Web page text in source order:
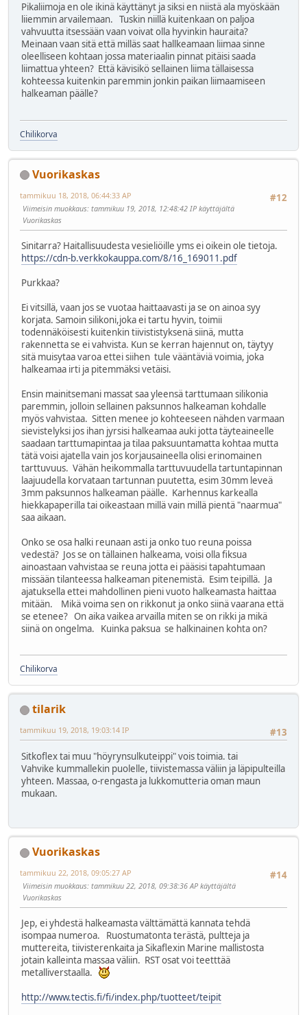
Pikaliimoja en ole ikinä käyttänyt ja siksi en niistä ala myöskään
liiemmin arvailemaan. Tuskin niillä kuitenkaan on paljoa
vahvuutta itsessään vaan voivat olla hyvinkin hauraita?
Meinaan vaan sitä että milläs saat hallkeamaan liimaa sinne
oleelliseen kohtaan jossa materiaalin pinnat pitäisi saada
liimattua yhteen? Että kävisikö sellainen liima tällaisessa
kohteessa kuitenkin paremmin jonkin paikan liimaamiseen
halkeaman päälle?
Chilikorva
Vuorikaskas
#12
tammikuu 18, 2018, 06:44:33 AP
Viimeisin muokkaus: tammikuu 19, 2018, 12:48:42 IP käyttäjältä
Vuorikaskas
Sinitarra? Haitallisuudesta vesieliöille yms ei oikein ole tietoja.
https://cdn-b.verkkokauppa.com/8/16_169011.pdf
Purkkaa?
Ei vitsillä, vaan jos se vuotaa haittaavasti ja se on ainoa syy
korjata. Samoin silikoni,joka ei tartu hyvin, toimii
todennäköisesti kuitenkin tiivististyksenä siinä, mutta
rakennetta se ei vahvista. Kun se kerran hajennut on, täytyy
sitä muisytaa varoa ettei siihen tule vääntäviä voimia, joka
halkeamaa irti ja pitemmäksi vetäisi.
Ensin mainitsemani massat saa yleensä tarttumaan silikonia
paremmin, jolloin sellainen paksunnos halkeaman kohdalle
myös vahvistaa. Sitten menee jo kohteeseen nähden varmaan
sievistelyksi jos ihan jyrsisi halkeamaa auki jotta täyteaineelle
saadaan tarttumapintaa ja tilaa paksuuntamatta kohtaa mutta
tätä voisi ajatella vain jos korjausaineella olisi erinomainen
tarttuvuus. Vähän heikommalla tarttuvuudella tartuntapinnan
laajuudella korvataan tartunnan puutetta, esim 30mm leveä
3mm paksunnos halkeaman päälle. Karhennus karkealla
hiekkapaperilla tai oikeastaan millä vain millä pientä "naarmua"
saa aikaan.
Onko se osa halki reunaan asti ja onko tuo reuna poissa
vedestä? Jos se on tällainen halkeama, voisi olla fiksua
ainoastaan vahvistaa se reuna jotta ei pääsisi tapahtumaan
missään tilanteessa halkeaman pitenemistä. Esim teipillä. Ja
ajatuksella ettei mahdollinen pieni vuoto halkeamasta haittaa
mitään. Mikä voima sen on rikkonut ja onko siinä vaarana että
se etenee? On aika vaikea arvailla miten se on rikki ja mikä
siinä on ongelma. Kuinka paksua se halkinainen kohta on?
Chilikorva
tilarik
#13
tammikuu 19, 2018, 19:03:14 IP
Sitkoflex tai muu "höyrynsulkuteippi" vois toimia. tai
Vahvike kummallekin puolelle, tiivistemassa väliin ja läpipulteilla
yhteen. Massaa, o-rengasta ja lukkomutteria oman maun
mukaan.
Vuorikaskas
#14
tammikuu 22, 2018, 09:05:27 AP
Viimeisin muokkaus: tammikuu 22, 2018, 09:38:36 AP käyttäjältä
Vuorikaskas
Jep, ei yhdestä halkeamasta välttämättä kannata tehdä
isompaa numeroa. Ruostumatonta terästä, pultteja ja
muttereita, tiivisterenkaita ja Sikaflexin Marine mallistosta
jotain kalleinta massaa väliin. RST osat voi teetttää
metalliverstaalla.
http://www.tectis.fi/fi/index.php/tuotteet/teipit